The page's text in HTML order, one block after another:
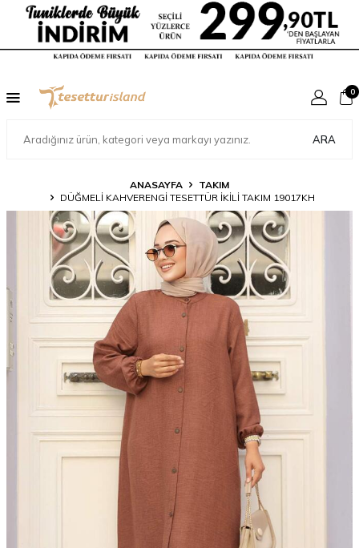
ARA
0
ANASAYFA
TAKIM
DÜĞMELI KAHVERENGI TESETTÜR İKILI TAKIM 19017KH